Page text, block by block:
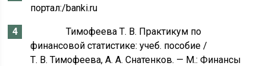
портал:/banki.ru
Тимофеева Т. В. Практикум по
финансовой статистике: учеб. пособие /
Т. В. Тимофеева, А. А. Снатенков. — М.: Финансы